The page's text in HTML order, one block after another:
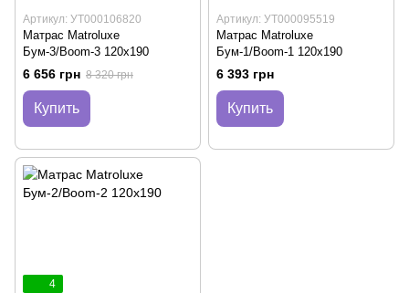
Артикул: УТ000106820
Матрас Matroluxe
Бум-3/Boom-3 120х190
6 656 грн 8 320 грн
Купить
Артикул: УТ000095519
Матрас Matroluxe
Бум-1/Boom-1 120х190
6 393 грн
Купить
4